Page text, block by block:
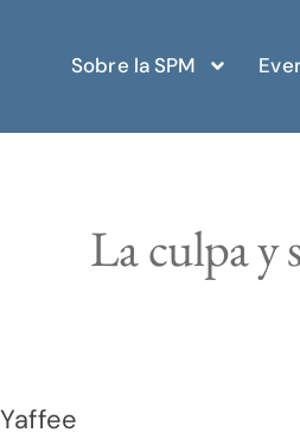
Sobre la SPM
La culpa y